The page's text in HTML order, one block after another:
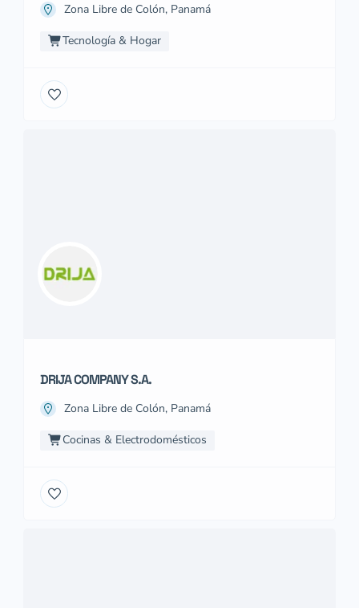
Zona Libre de Colón, Panamá
Tecnología & Hogar
DRIJA COMPANY S.A.
Zona Libre de Colón, Panamá
Cocinas & Electrodomésticos